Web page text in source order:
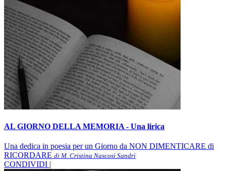
AL GIORNO DELLA MEMORIA - Una lirica
Una dedica in poesia per un Giorno da NON DIMENTICARE di
RICORDARE di M. Cristina Nascosi Sandri
CONDIVIDI |